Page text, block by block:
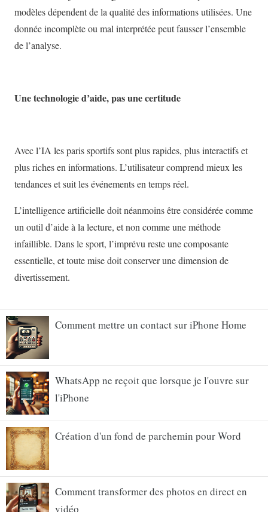
Comment mettre un contact sur iPhone Home
WhatsApp ne reçoit que lorsque je l'ouvre sur
l'iPhone
Création d'un fond de parchemin pour Word
Comment transformer des photos en direct en
vidéo